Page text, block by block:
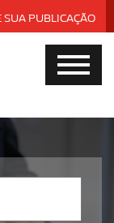
SUA PUBLICAÇÃO